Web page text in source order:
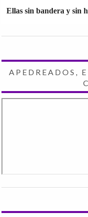
Ellas sin bandera y sin
APEDREADOS,